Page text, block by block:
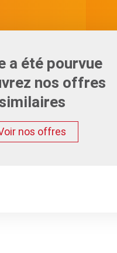
a été pourvue
nos offres
nos offres